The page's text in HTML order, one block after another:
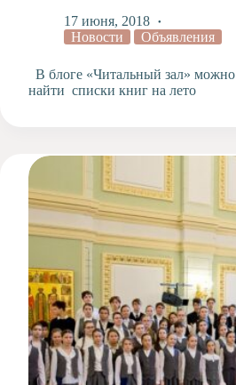
17 июня, 2018
Новости
Объявления
В блоге «Читальный зал» можно
найти списки книг на лето